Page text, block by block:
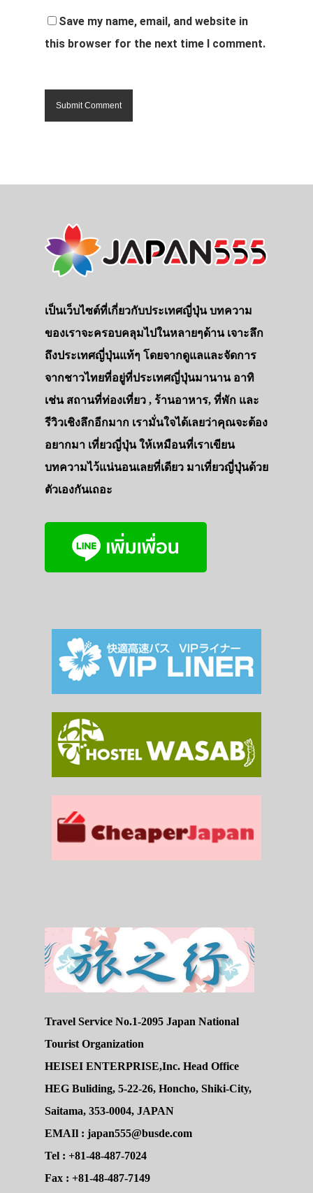
Save my name, email, and website in
this browser for the next time I comment.
เป็นเว็บไซต์ที่เกี่ยวกับประเทศญี่ปุ่น บทความ
ของเราจะครอบคลุมไปในหลายๆด้าน เจาะลึก
ถึงประเทศญี่ปุ่นแท้ๆ โดยจากดูแลและจัดการ
จากชาวไทยที่อยู่ที่ประเทศญี่ปุ่นมานาน อาทิ
เช่น สถานที่ท่องเที่ยว , ร้านอาหาร, ที่พัก และ
รีวิวเชิงลึกอีกมาก เรามั่นใจได้เลยว่าคุณจะต้อง
อยากมา เที่ยวญี่ปุ่น ให้เหมือนที่เราเขียน
บทความไว้แน่นอนเลยที่เดียว มาเที่ยวญี่ปุ่นด้วย
ตัวเองกันเถอะ
Travel Service No.1-2095 Japan National
Tourist Organization
HEISEI ENTERPRISE,Inc. Head Office
HEG Buliding, 5-22-26, Honcho, Shiki-City,
Saitama, 353-0004, JAPAN
EMAIl : japan555@busde.com
Tel : +81-48-487-7024
Fax : +81-48-487-7149